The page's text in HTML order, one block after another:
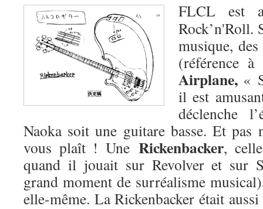
FLCL est
Rock’n'Roll.
musique,
(référence
Airplane, «
il est
déclenche
Naoka soit une guitare basse. Et pas
vous plaît ! Une Rickenbacker,
quand il jouait sur Revolver et sur
grand moment de surréalisme
elle-même. La Rickenbacker était